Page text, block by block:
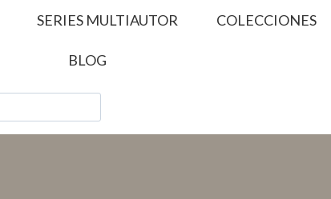
SERIES MULTIAUTOR COLECCIONES
BLOG